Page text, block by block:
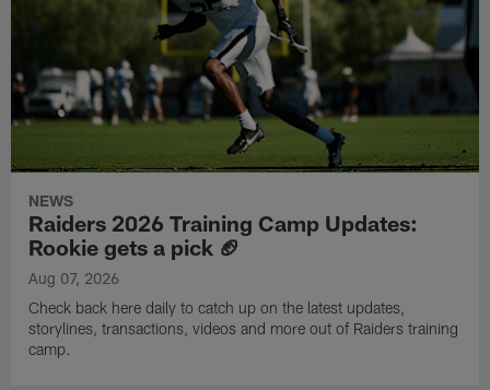
NEWS
Raiders 2026 Training Camp Updates:
Rookie gets a pick 🏈
Aug 07, 2026
Check back here daily to catch up on the latest updates,
storylines, transactions, videos and more out of Raiders training
camp.